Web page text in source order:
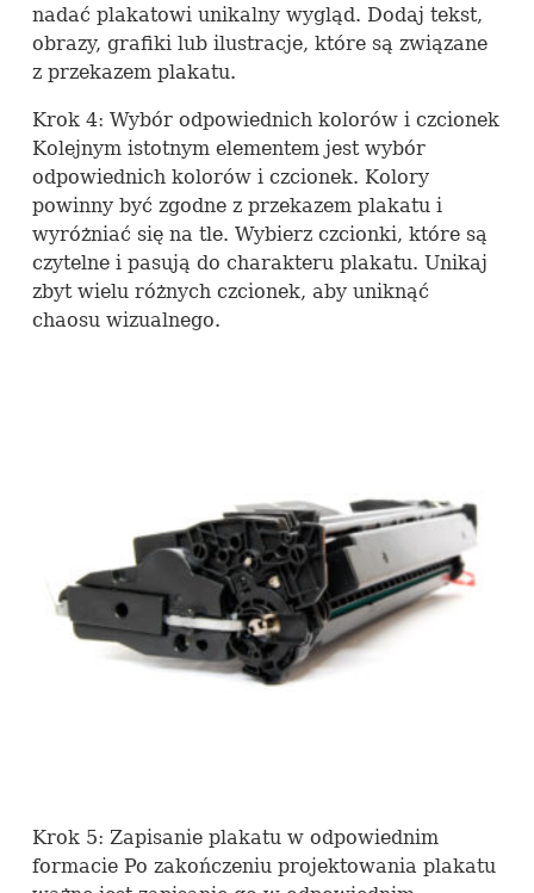
nadać plakatowi unikalny wygląd. Dodaj tekst,
obrazy, grafiki lub ilustracje, które są związane
z przekazem plakatu.
Krok 4: Wybór odpowiednich kolorów i czcionek
Kolejnym istotnym elementem jest wybór
odpowiednich kolorów i czcionek. Kolory
powinny być zgodne z przekazem plakatu i
wyróżniać się na tle. Wybierz czcionki, które są
czytelne i pasują do charakteru plakatu. Unikaj
zbyt wielu różnych czcionek, aby uniknąć
chaosu wizualnego.
Krok 5: Zapisanie plakatu w odpowiednim
formacie Po zakończeniu projektowania plakatu